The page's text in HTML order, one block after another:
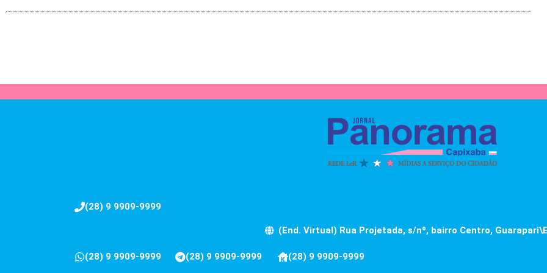
(28) 9 9909-9999
(End. Virtual) Rua Projetada, s/nº, bairro Centro,
(28) 9 9909-9999 (28) 9 9909-9999
(28) 9 9909-9999